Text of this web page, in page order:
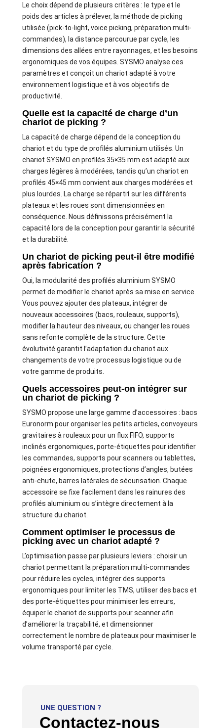
Le choix dépend de plusieurs critères : le type et le
poids des articles à prélever, la méthode de picking
utilisée (pick-to-light, voice picking, préparation multi-
commandes), la distance parcourue par cycle, les
dimensions des allées entre rayonnages, et les besoins
ergonomiques de vos équipes. SYSMO analyse ces
paramètres et conçoit un chariot adapté à votre
environnement logistique et à vos objectifs de
productivité.
Quelle est la capacité de charge d’un
chariot de picking ?
La capacité de charge dépend de la conception du
chariot et du type de profilés aluminium utilisés. Un
chariot SYSMO en profilés 35×35 mm est adapté aux
charges légères à modérées, tandis qu’un chariot en
profilés 45×45 mm convient aux charges modérées et
plus lourdes. La charge se répartit sur les différents
plateaux et les roues sont dimensionnées en
conséquence. Nous définissons précisément la
capacité lors de la conception pour garantir la sécurité
et la durabilité.
Un chariot de picking peut-il être modifié
après fabrication ?
Oui, la modularité des profilés aluminium SYSMO
permet de modifier le chariot après sa mise en service.
Vous pouvez ajouter des plateaux, intégrer de
nouveaux accessoires (bacs, rouleaux, supports),
modifier la hauteur des niveaux, ou changer les roues
sans refonte complète de la structure. Cette
évolutivité garantit l’adaptation du chariot aux
changements de votre processus logistique ou de
votre gamme de produits.
Quels accessoires peut-on intégrer sur
un chariot de picking ?
SYSMO propose une large gamme d’accessoires : bacs
Euronorm pour organiser les petits articles, convoyeurs
gravitaires à rouleaux pour un flux FIFO, supports
inclinés ergonomiques, porte-étiquettes pour identifier
les commandes, supports pour scanners ou tablettes,
poignées ergonomiques, protections d’angles, butées
anti-chute, barres latérales de sécurisation. Chaque
accessoire se fixe facilement dans les rainures des
profilés aluminium ou s’intègre directement à la
structure du chariot.
Comment optimiser le processus de
picking avec un chariot adapté ?
L’optimisation passe par plusieurs leviers : choisir un
chariot permettant la préparation multi-commandes
pour réduire les cycles, intégrer des supports
ergonomiques pour limiter les TMS, utiliser des bacs et
des porte-étiquettes pour minimiser les erreurs,
équiper le chariot de supports pour scanner afin
d’améliorer la traçabilité, et dimensionner
correctement le nombre de plateaux pour maximiser le
volume transporté par cycle.
UNE QUESTION ?
Contactez-nous